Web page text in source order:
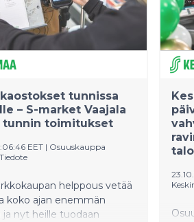
tunnissa
– S-market Vaajala
tunnin toimitukset
EET | Osuuskauppa
Tiedote
helppous vetää
koko ajan enemmän
ja nyt heille tuodaan